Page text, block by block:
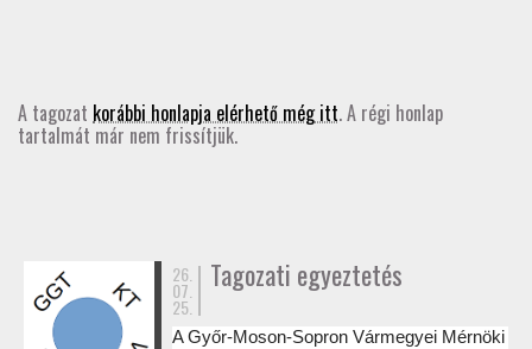
TOVÁBBKÉPZÉSEK
ELNÖKSÉG
MUNKATERVEK, BESZÁMOLÓK
A tagozat korábbi honlapja elérhető még itt. A régi honlap
tartalmát már nem frissítjük.
26.
07.
25.
Tagozati egyeztetés
A Győr-Moson-Sopron Vármegyei Mérnöki